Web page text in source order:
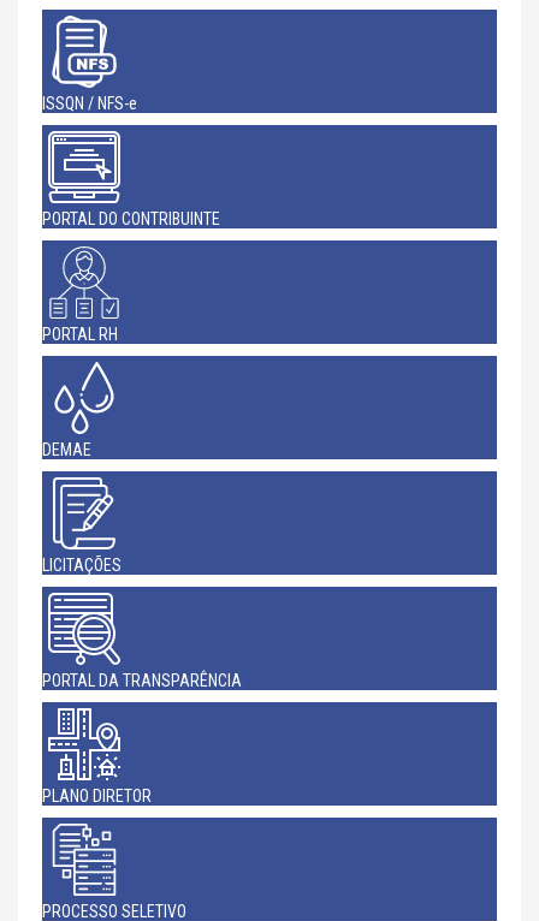
ISSQN / NFS-e
PORTAL DO CONTRIBUINTE
PORTAL RH
DEMAE
LICITAÇÕES
PORTAL DA TRANSPARÊNCIA
PLANO DIRETOR
PROCESSO SELETIVO